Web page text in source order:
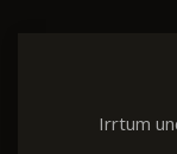
Irrtum